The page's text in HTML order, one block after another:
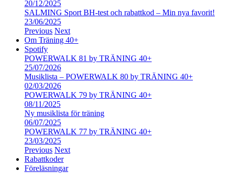
20/12/2025
SALMING Sport BH-test och rabattkod – Min nya favorit!
23/06/2025
Previous Next
Om Träning 40+
Spotify
POWERWALK 81 by TRÄNING 40+
25/07/2026
Musiklista – POWERWALK 80 by TRÄNING 40+
02/03/2026
POWERWALK 79 by TRÄNING 40+
08/11/2025
Ny musiklista för träning
06/07/2025
POWERWALK 77 by TRÄNING 40+
23/03/2025
Previous Next
Rabattkoder
Föreläsningar